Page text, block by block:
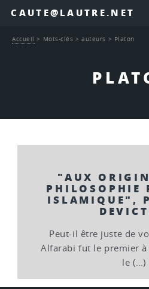
CAUTE@LAUTRE.NET
Accueil > Mots-clés >auteurs > Platon
"AUX
PHILOSOPHIE
ISLAMIQUE",
Peut-il être juste de
Alfarabi fut le premier
le (…)